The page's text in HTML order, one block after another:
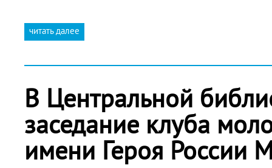
читать далее
В Центральной
заседание клуба
имени Героя России